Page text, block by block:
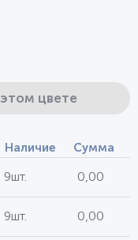
цвете
Наличие Сумма
9шт. 0,00
9шт. 0,00